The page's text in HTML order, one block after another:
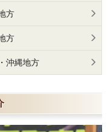
方
方
沖縄地方